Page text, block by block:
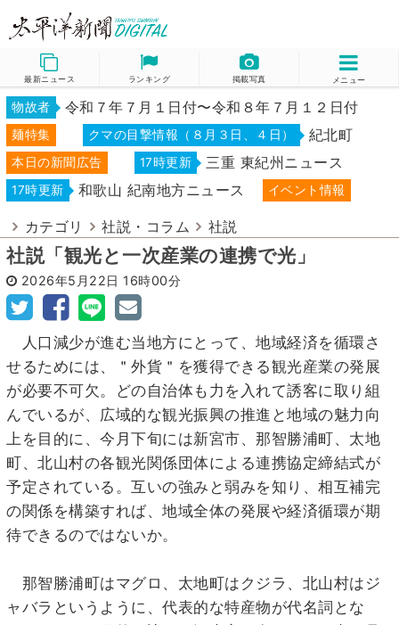
最新ニュース ランキング 掲載写真 メニュー
物故者 令和７年７月１日付〜令和８年７月１２日付
麺特集 クマの目撃情報（８月３日、４日） 紀北町
本日の新聞広告 17時更新 三重 東紀州ニュース
17時更新 和歌山 紀南地方ニュース イベント情報
カテゴリ 社説・コラム 社説
社説「観光と一次産業の連携で光」
2026年5月22日 16時00分
人口減少が進む当地方にとって、地域経済を循環さ
せるためには、＂外貨＂を獲得できる観光産業の発展
が必要不可欠。どの自治体も力を入れて誘客に取り組
んでいるが、広域的な観光振興の推進と地域の魅力向
上を目的に、今月下旬には新宮市、那智勝浦町、太地
町、北山村の各観光関係団体による連携協定締結式が
予定されている。互いの強みと弱みを知り、相互補完
の関係を構築すれば、地域全体の発展や経済循環が期
待できるのではないか。
那智勝浦町はマグロ、太地町はクジラ、北山村はジ
ャバラというように、代表的な特産物が代名詞とな